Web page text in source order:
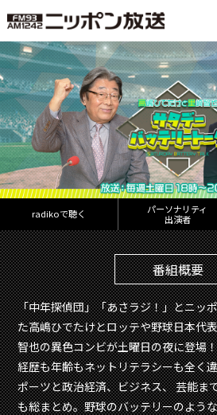
radikoで聴く
パーソナリティ
出演者
番組概要
「中年探偵団」「あさラジ！」とニッ
た高嶋ひでたけとロッテや野球日本代
智也の異色コンビが土曜日の夜に登場
経歴も年齢もネットリテラシーも全く
ポーツと政治経済、ビジネス、 芸能ま
も総まとめ。野球のバッテリーのよう